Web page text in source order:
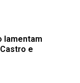
lamentam
e